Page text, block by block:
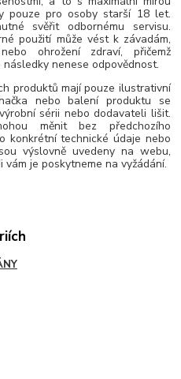
pouze pro osoby starší 18 let.
svěřit odbornému servisu.
použití může vést k závadám,
ohrožení zdraví, přičemž
nenese odpovědnost.
produktů mají pouze ilustrativní
nebo balení produktu se
sérii nebo dodavateli lišit.
měnit bez předchozího
konkrétní technické údaje nebo
výslovně uvedeny na webu,
je poskytneme na vyžádání.